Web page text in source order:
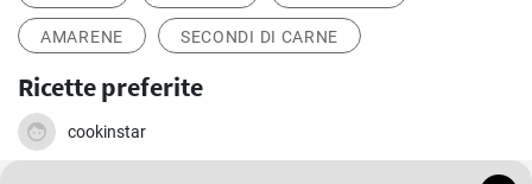
AMARENE SECONDI DI CARNE
Ricette preferite
cookinstar